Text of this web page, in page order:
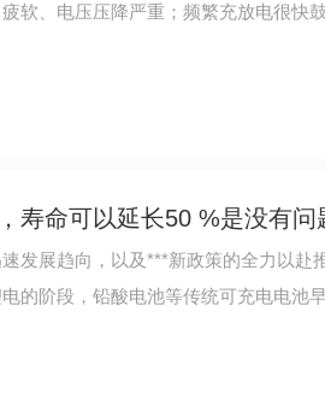
软、电压压降严重；频繁充放电很快
寿命可以延长50 %是没有问
发展趋向，以及***新政策的全力以赴
的阶段，铅酸电池等传统可充电电池